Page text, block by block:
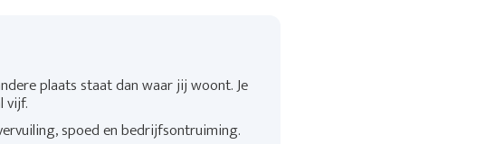
plaats staat dan waar jij woont. Je
vijf.
spoed en bedrijfsontruiming.